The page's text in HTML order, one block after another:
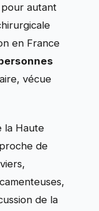
autant
en France
vécue
la Haute
de
de la